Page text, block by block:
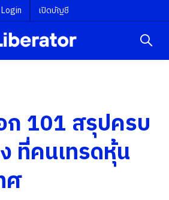
Login เปิดบัญชี
101 สรุปครบ
ที่คนเทรดหุ้น
ศ